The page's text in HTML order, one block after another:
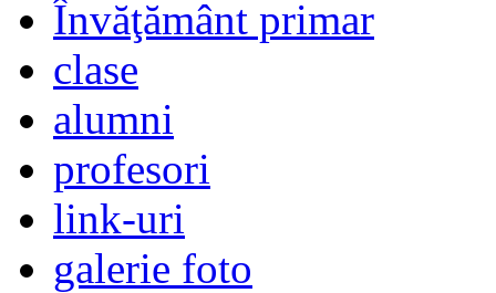
Învăţământ primar
clase
alumni
profesori
link-uri
galerie foto